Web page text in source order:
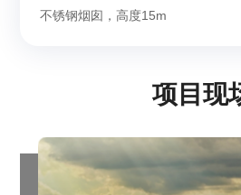
不锈钢烟囱，高度15m
项目现